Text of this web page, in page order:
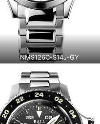
NM9126C-S14J-GY